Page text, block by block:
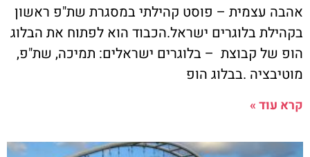
אהבה עצמית – פוסט קהילתי במסגרת שת"פ ראשון
בקהילת בלוגרים ישראל.הכבוד הוא לפתוח את הבלוג
הופ של קבוצת – בלוגרים ישראלים: תמיכה, שת"פ,
מוטיבציה .בבלוג הופ
קרא עוד »